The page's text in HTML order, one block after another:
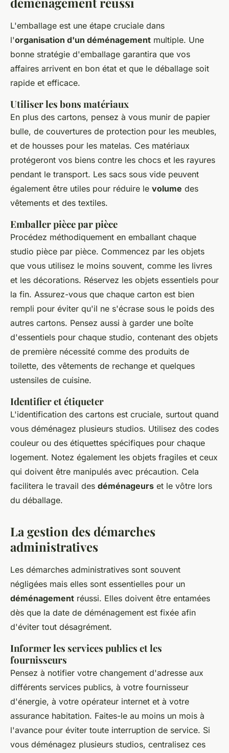
L'emballage est une étape cruciale dans
l'organisation d'un déménagement multiple. Une
bonne stratégie d'emballage garantira que vos
affaires arrivent en bon état et que le déballage soit
rapide et efficace.
Utiliser les bons matériaux
En plus des cartons, pensez à vous munir de papier
bulle, de couvertures de protection pour les meubles,
et de housses pour les matelas. Ces matériaux
protégeront vos biens contre les chocs et les rayures
pendant le transport. Les sacs sous vide peuvent
également être utiles pour réduire le volume des
vêtements et des textiles.
Emballer pièce par pièce
Procédez méthodiquement en emballant chaque
studio pièce par pièce. Commencez par les objets
que vous utilisez le moins souvent, comme les livres
et les décorations. Réservez les objets essentiels pour
la fin. Assurez-vous que chaque carton est bien
rempli pour éviter qu'il ne s'écrase sous le poids des
autres cartons. Pensez aussi à garder une boîte
d'essentiels pour chaque studio, contenant des objets
de première nécessité comme des produits de
toilette, des vêtements de rechange et quelques
ustensiles de cuisine.
Identifier et étiqueter
L'identification des cartons est cruciale, surtout quand
vous déménagez plusieurs studios. Utilisez des codes
couleur ou des étiquettes spécifiques pour chaque
logement. Notez également les objets fragiles et ceux
qui doivent être manipulés avec précaution. Cela
facilitera le travail des déménageurs et le vôtre lors
du déballage.
La gestion des démarches
administratives
Les démarches administratives sont souvent
négligées mais elles sont essentielles pour un
déménagement réussi. Elles doivent être entamées
dès que la date de déménagement est fixée afin
d'éviter tout désagrément.
Informer les services publics et les
fournisseurs
Pensez à notifier votre changement d'adresse aux
différents services publics, à votre fournisseur
d'énergie, à votre opérateur internet et à votre
assurance habitation. Faites-le au moins un mois à
l'avance pour éviter toute interruption de service. Si
vous déménagez plusieurs studios, centralisez ces